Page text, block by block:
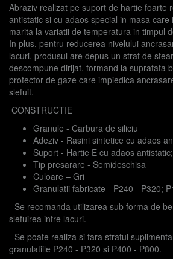
Abraziv realizat pe suport de hartie foarte
antistatic si cu adaos special in masa care
marita la variatii de temperatura in timpul
In plus, pentru reducerea nivelului
lacuri, produsul are depus un strat de
descompune dirijat, formand la suprafata
protector de gaze care impiedica
slefuit.
CONSTRUCTIE
Granule - Carbura de siliciu
Adeziv - Rasini sintetice cu adaos
Suport - Hartie E cu adaos antistatic;
Tip presarare - Semideschisa
Culoare – Gri
Granulatii fabricate - P240 - P320;
- Se recomanda utilizarea sub forma de
slefuirea intre lacuri.
- Se poate realiza si fara stratul
granulatiile P240 - P320 si P400 - P800.